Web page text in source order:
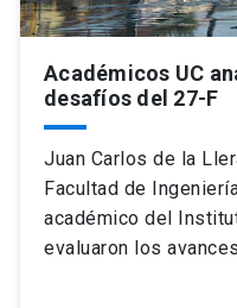
Académicos UC
desafíos del 27-F
Juan Carlos de la
Facultad de
académico del
evaluaron los